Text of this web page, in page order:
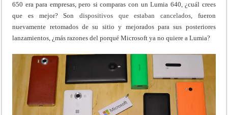
650 era para empresas, pero si comparas con un Lumia 640, ¿cuál crees
que es mejor? Son dispositivos que estaban cancelados, fueron
nuevamente retomados de su sitio y mejorados para sus posteriores
lanzamientos, ¿más razones del porqué Microsoft ya no quiere a Lumia?